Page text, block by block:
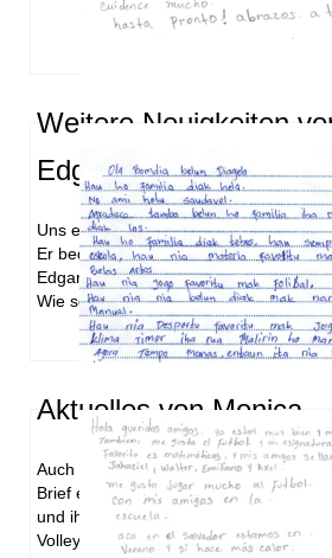
Weitere Neuigkeiten
Edgar
Uns erreichte erneut ein Brief von
Er bedankt sich sehr für die
Edgar hat einen Hund namens Rocky,
Wie schön es …Weiterlesen
Aktuelles von Monica
Auch von unserem Patenkind Monica
Brief erhalten. Monica geht es sehr
und ihr Lieblingsfach ist Kunst. Ihr
Volleyball und … Weiterlesen